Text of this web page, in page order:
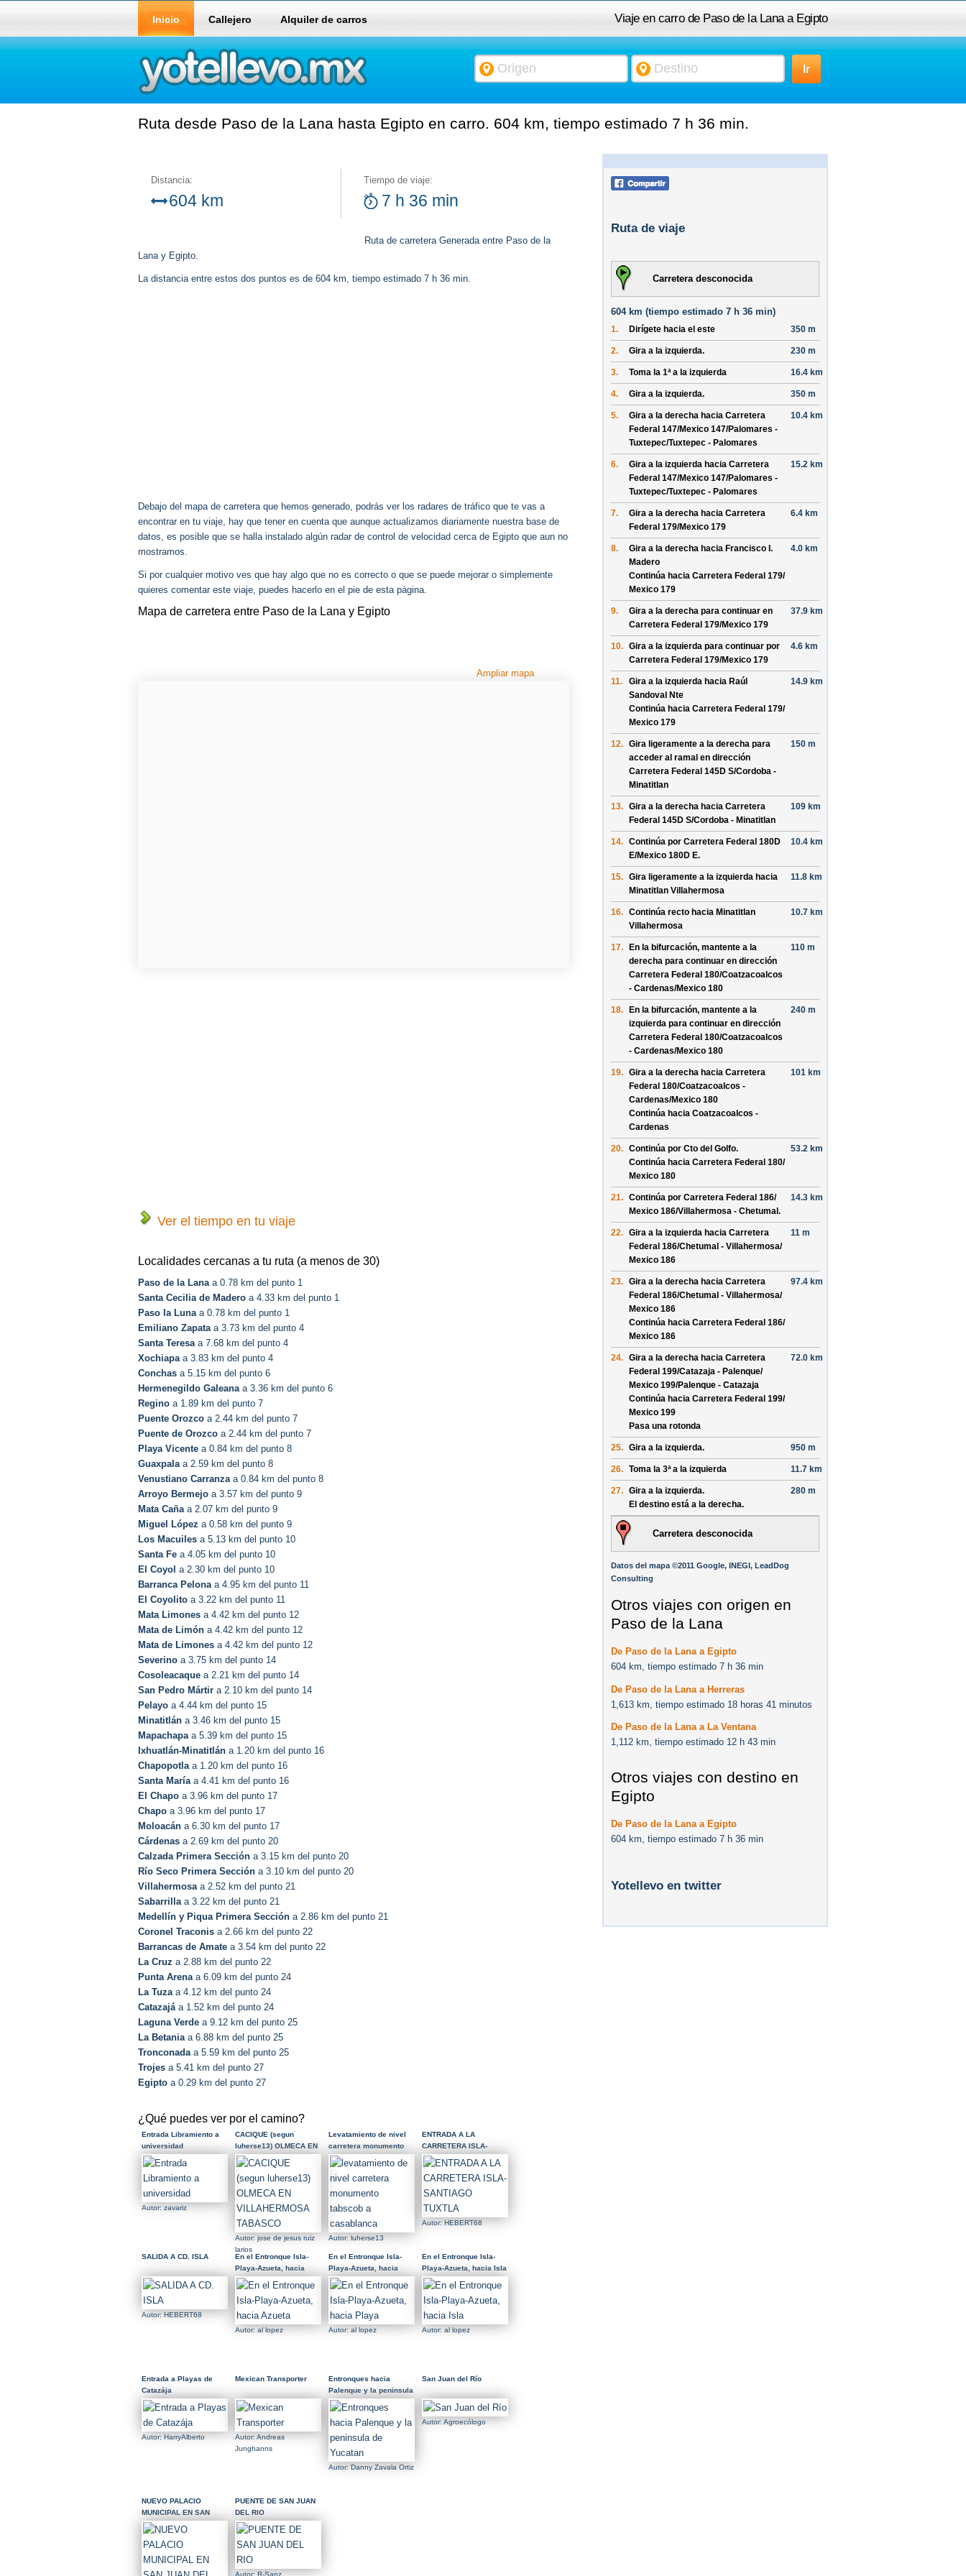
Viaje en carro de Paso de la Lana a Egipto
Inicio Callejero Alquiler de carros
Ruta desde Paso de la Lana hasta Egipto en carro. 604 km, tiempo estimado 7 h 36 min.
Distancia:
604 km
Tiempo de viaje:
7 h 36 min
Ruta de carretera Generada entre Paso de la
Lana y Egipto.
La distancia entre estos dos puntos es de 604 km, tiempo estimado 7 h 36 min.
Debajo del mapa de carretera que hemos generado, podrás ver los radares de tráfico que te vas a
encontrar en tu viaje, hay que tener en cuenta que aunque actualizamos diariamente nuestra base de
datos, es posible que se halla instalado algún radar de control de velocidad cerca de Egipto que aun no
mostramos.
Si por cualquier motivo ves que hay algo que no es correcto o que se puede mejorar o simplemente
quieres comentar este viaje, puedes hacerlo en el pie de esta página.
Mapa de carretera entre Paso de la Lana y Egipto
Ampliar mapa
Ver el tiempo en tu viaje
Localidades cercanas a tu ruta (a menos de 30)
Paso de la Lanaa 0.78 km del punto 1
Santa Cecilia de Madero a 4.33 km del punto 1
Paso la Lunaa 0.78 km del punto 1
Emiliano Zapataa 3.73 km del punto 4
Santa Teresaa 7.68 km del punto 4
Xochiapaa 3.83 km del punto 4
Conchas a 5.15 km del punto 6
Hermenegildo Galeanaa 3.36 km del punto 6
Regino a 1.89 km del punto 7
Puente Orozco a 2.44 km del punto 7
Puente de Orozco a 2.44 km del punto 7
Playa Vicente a 0.84 km del punto 8
Guaxpalaa 2.59 km del punto 8
Venustiano Carranzaa 0.84 km del punto 8
Arroyo Bermejo a 3.57 km del punto 9
Mata Cañaa 2.07 km del punto 9
Miguel López a 0.58 km del punto 9
Los Macuiles a 5.13 km del punto 10
Santa Fe a 4.05 km del punto 10
El Coyol a 2.30 km del punto 10
Barranca Pelonaa 4.95 km del punto 11
El Coyolito a 3.22 km del punto 11
Mata Limones a 4.42 km del punto 12
Mata de Limón a 4.42 km del punto 12
Mata de Limones a 4.42 km del punto 12
Severino a 3.75 km del punto 14
Cosoleacaque a 2.21 km del punto 14
San Pedro Mártir a 2.10 km del punto 14
Pelayo a 4.44 km del punto 15
Minatitlán a 3.46 km del punto 15
Mapachapaa 5.39 km del punto 15
Ixhuatlán-Minatitlán a 1.20 km del punto 16
Chapopotlaa 1.20 km del punto 16
Santa Maríaa 4.41 km del punto 16
El Chapo a 3.96 km del punto 17
Chapo a 3.96 km del punto 17
Moloacán a 6.30 km del punto 17
Cárdenas a 2.69 km del punto 20
Calzada Primera Sección a 3.15 km del punto 20
Río Seco Primera Sección a 3.10 km del punto 20
Villahermosaa 2.52 km del punto 21
Sabarrillaa 3.22 km del punto 21
Medellín y Piqua Primera Sección a 2.86 km del punto 21
Coronel Traconis a 2.66 km del punto 22
Barrancas de Amate a 3.54 km del punto 22
La Cruz a 2.88 km del punto 22
Punta Arenaa 6.09 km del punto 24
La Tuzaa 4.12 km del punto 24
Catazajáa 1.52 km del punto 24
Laguna Verde a 9.12 km del punto 25
La Betaniaa 6.88 km del punto 25
Tronconadaa 5.59 km del punto 25
Trojes a 5.41 km del punto 27
Egipto a 0.29 km del punto 27
¿Qué puedes ver por el camino?
Entrada Libramiento a
universidad
Autor: zavariz
CACIQUE (segun
luherse13) OLMECA EN
VILLAHERMOSA
TABASCO
Autor: jose de jesus ruiz
larios
Levatamiento de nivel
carretera monumento
tabscob a casablanca
Autor: luherse13
ENTRADA A LA
CARRETERA ISLA-
SANTIAGO TUXTLA
Autor: HEBERT68
SALIDA A CD. ISLA
Autor: HEBERT68
En el Entronque Isla-
Playa-Azueta, hacia
Azueta
Autor: al lopez
En el Entronque Isla-
Playa-Azueta, hacia
Playa
Autor: al lopez
En el Entronque Isla-
Playa-Azueta, hacia Isla
Autor: al lopez
Entrada a Playas de
Catazája
Autor: HarryAlberto
Mexican Transporter
Autor: Andreas
Junghanns
Entronques hacia
Palenque y la peninsula
de Yucatan
Autor: Danny Zavala Ortiz
San Juan del Río
Autor: Agroecólogo
NUEVO PALACIO
MUNICIPAL EN SAN
JUAN DEL RIO
PUENTE DE SAN JUAN
DEL RIO
Autor: R-Sanz
Ruta de viaje
Carretera desconocida
604 km (tiempo estimado 7 h 36 min)
1. Dirígete hacia el este 350 m
2. Gira a la izquierda. 230 m
3. Toma la 1ª a la izquierda 16.4 km
4. Gira a la izquierda. 350 m
5. Gira a la derecha hacia Carretera
Federal 147/Mexico 147/Palomares -
Tuxtepec/Tuxtepec - Palomares
10.4 km
6. Gira a la izquierda hacia Carretera
Federal 147/Mexico 147/Palomares -
Tuxtepec/Tuxtepec - Palomares
15.2 km
7. Gira a la derecha hacia Carretera
Federal 179/Mexico 179
6.4 km
8. Gira a la derecha hacia Francisco I.
Madero
Continúa hacia Carretera Federal 179/
Mexico 179
4.0 km
9.
Gira a la derecha para continuar en
Carretera Federal 179/Mexico 179
37.9 km
10. Gira a la izquierda para continuar por
Carretera Federal 179/Mexico 179
4.6 km
11. Gira a la izquierda hacia Raúl
Sandoval Nte
Continúa hacia Carretera Federal 179/
Mexico 179
14.9 km
12. Gira ligeramente a la derecha para
acceder al ramal en dirección
Carretera Federal 145D S/Cordoba -
Minatitlan
150 m
13. Gira a la derecha hacia Carretera
Federal 145D S/Cordoba - Minatitlan
109 km
14. Continúa por Carretera Federal 180D
E/Mexico 180D E.
10.4 km
15. Gira ligeramente a la izquierda hacia
Minatitlan Villahermosa
11.8 km
16. Continúa recto hacia Minatitlan
Villahermosa
10.7 km
17.
En la bifurcación, mantente a la
derecha para continuar en dirección
Carretera Federal 180/Coatzacoalcos
- Cardenas/Mexico 180
110 m
18.
En la bifurcación, mantente a la
izquierda para continuar en dirección
Carretera Federal 180/Coatzacoalcos
- Cardenas/Mexico 180
240 m
19. Gira a la derecha hacia Carretera
Federal 180/Coatzacoalcos -
Cardenas/Mexico 180
Continúa hacia Coatzacoalcos -
Cardenas
101 km
20. Continúa por Cto del Golfo.
Continúa hacia Carretera Federal 180/
Mexico 180
53.2 km
21. Continúa por Carretera Federal 186/
Mexico 186/Villahermosa - Chetumal .
14.3 km
22. Gira a la izquierda hacia Carretera
Federal 186/Chetumal - Villahermosa/
Mexico 186
11 m
23. Gira a la derecha hacia Carretera
Federal 186/Chetumal - Villahermosa/
Mexico 186
Continúa hacia Carretera Federal 186/
Mexico 186
97.4 km
24. Gira a la derecha hacia Carretera
Federal 199/Catazaja - Palenque/
Mexico 199/Palenque - Catazaja
Continúa hacia Carretera Federal 199/
Mexico 199
Pasa una rotonda
72.0 km
25. Gira a la izquierda. 950 m
26. Toma la 3ª a la izquierda 11.7 km
27. Gira a la izquierda.
El destino está a la derecha.
280 m
Carretera desconocida
Datos del mapa ©2011 Google, INEGI, LeadDog
Consulting
Otros viajes con origen en
Paso de la Lana
De Paso de la Lana a Egipto
604 km, tiempo estimado 7 h 36 min
De Paso de la Lana a Herreras
1,613 km, tiempo estimado 18 horas 41 minutos
De Paso de la Lana a La Ventana
1,112 km, tiempo estimado 12 h 43 min
Otros viajes con destino en
Egipto
De Paso de la Lana a Egipto
604 km, tiempo estimado 7 h 36 min
Yotellevo en twitter